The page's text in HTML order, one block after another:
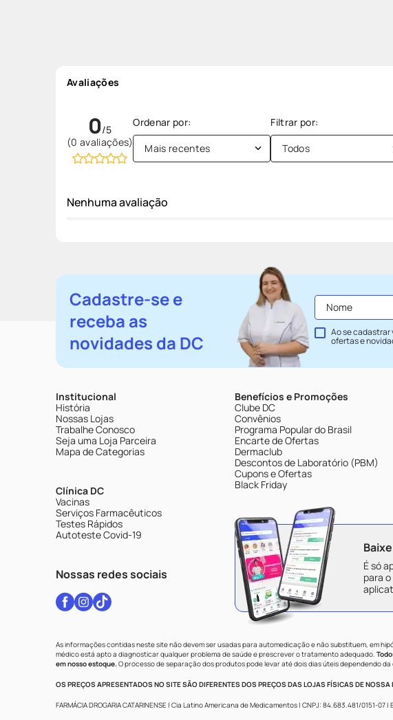
Avaliações
0
(0 avaliações) Mais recentes Todos
Nenhuma avaliação
Cadastre-se e
receba as
novidades da DC
Ao se
ofertas e
Institucional
História
Nossas Lojas
Trabalhe Conosco
Seja uma Loja Parceira
Mapa de Categorias
Clínica DC
Vacinas
Serviços Farmacêuticos
Testes Rápidos
Autoteste Covid-19
Nossas redes sociais
Benefícios e Promoções
Clube DC
Convênios
Programa Popular do Brasil
Encarte de Ofertas
Dermaclub
Descontos de Laboratório (PBM)
Cupons e Ofertas
Black Friday
É só
para
As informações contidas neste site não devem ser usadas para automedicação e não substituem, em
médico está apto a diagnosticar qualquer problema de saúde e prescrever o tratamento adequado.
em nosso estoque.O processo de separação dos produtos pode levar até dois dias úteis dependendo
OS PREÇOS APRESENTADOS NO SITE SÃO DIFERENTES DOS PREÇOS DAS LOJAS FÍSICAS DE NOSSA
FARMÁCIA DROGARIA CATARINENSE | Cia Latino Americana de Medicamentos | CNPJ: 84.683.481/0151-